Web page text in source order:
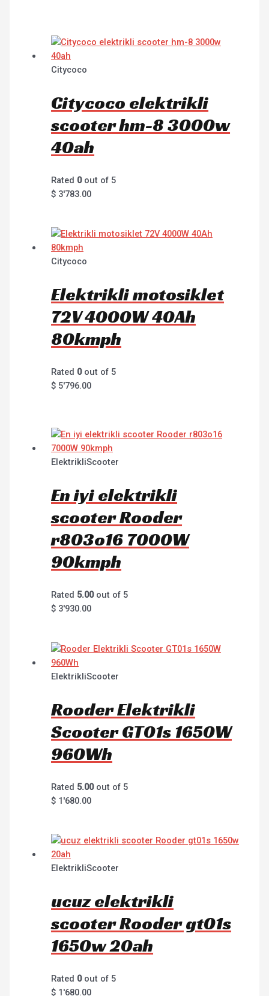
Citycoco
Citycoco elektrikli
scooter hm-8 3000w
40ah
Rated 0out of 5
$ 3'783.00
Citycoco
Elektrikli motosiklet
72V 4000W 40Ah
80kmph
Rated 0out of 5
$ 5'796.00
ElektrikliScooter
En iyi elektrikli
scooter Rooder
r803o16 7000W
90kmph
Rated 5.00out of 5
$ 3'930.00
ElektrikliScooter
Rooder Elektrikli
Scooter GT01s 1650W
960Wh
Rated 5.00out of 5
$ 1'680.00
ElektrikliScooter
ucuz elektrikli
scooter Rooder gt01s
1650w 20ah
Rated 0out of 5
$ 1'680.00